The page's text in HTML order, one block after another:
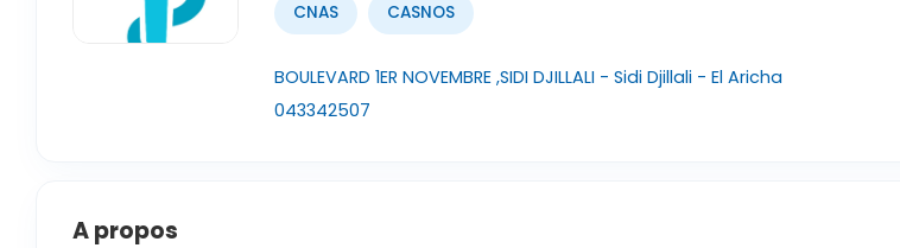
CNAS CASNOS
BOULEVARD 1ER NOVEMBRE ,SIDI DJILLALI - Sidi Djillali - El Aricha
043342507
A propos